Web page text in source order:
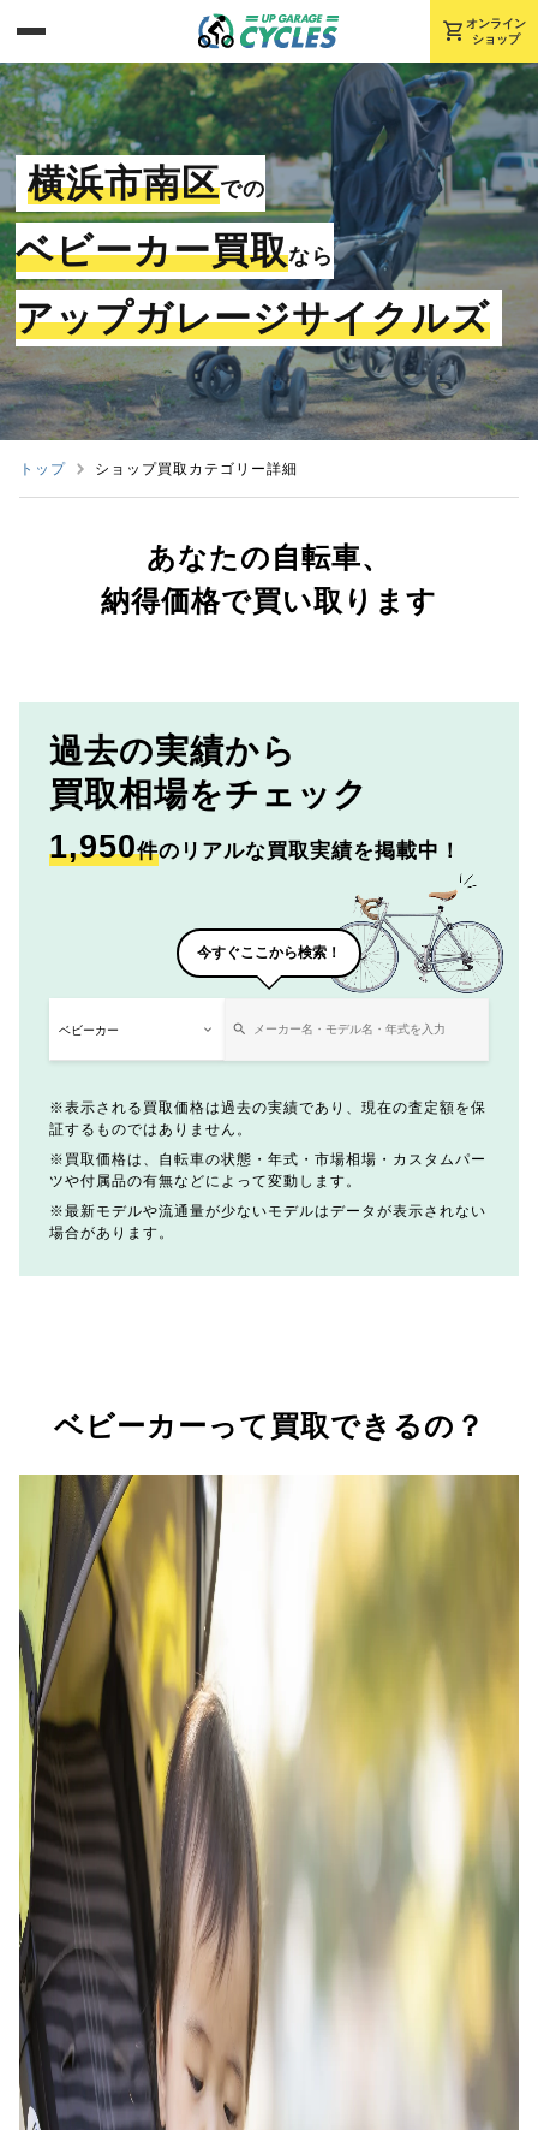
shopping_cart オンライン
ショップ
横浜市南区での
ベビーカー買取なら
アップガレージサイクルズ
トップ ショップ買取カテゴリー詳細
あなたの自転車、
納得価格で買い取ります
過去の実績から
買取相場をチェック
1,950件のリアルな買取実績を掲載中！
今すぐここから検索！
表示される買取価格は過去の実績であり、現在の査定額を保
証するものではありません。
買取価格は、自転車の状態・年式・市場相場・カスタムパー
ツや付属品の有無などによって変動します。
最新モデルや流通量が少ないモデルはデータが表示されない
場合があります。
ベビーカーって買取できるの？